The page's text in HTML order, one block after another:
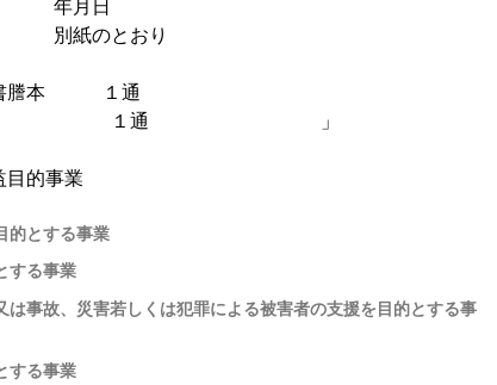
日 年月日
紙のとおり
謄本 １通
１通 」
的事業
的とする事業
する事業
は事故、災害若しくは犯罪による被害者の支援を目的とする事
する事業